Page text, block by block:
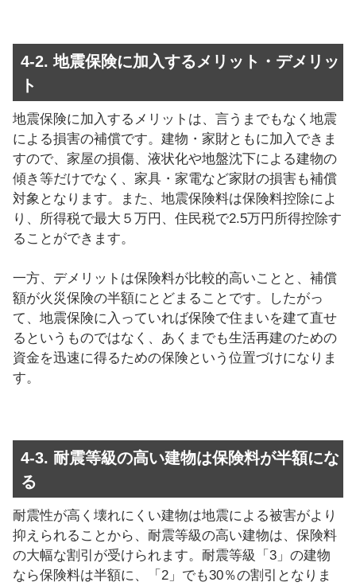
4-2. 地震保険に加入するメリット・デメリッ
ト
地震保険に加入するメリットは、言うまでもなく地震
による損害の補償です。建物・家財ともに加入できま
すので、家屋の損傷、液状化や地盤沈下による建物の
傾き等だけでなく、家具・家電など家財の損害も補償
対象となります。また、地震保険料は保険料控除によ
り、所得税で最大５万円、住民税で2.5万円所得控除す
ることができます。
一方、デメリットは保険料が比較的高いことと、補償
額が火災保険の半額にとどまることです。したがっ
て、地震保険に入っていれば保険で住まいを建て直せ
るというものではなく、あくまでも生活再建のための
資金を迅速に得るための保険という位置づけになりま
す。
4-3. 耐震等級の高い建物は保険料が半額にな
る
耐震性が高く壊れにくい建物は地震による被害がより
抑えられることから、耐震等級の高い建物は、保険料
の大幅な割引が受けられます。耐震等級「3」の建物
なら保険料は半額に、「2」でも30％の割引となりま